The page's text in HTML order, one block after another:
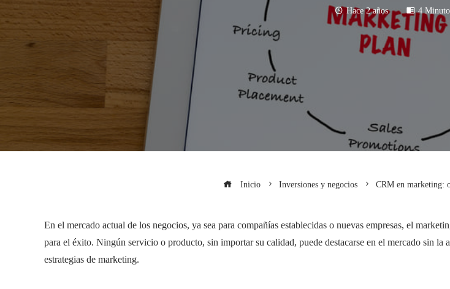
Hace 2 años 4
Inicio Inversiones y negocios CRM en marketing:
En el mercado actual de los negocios, ya sea para compañías establecidas o nuevas empresas, el
para el éxito. Ningún servicio o producto, sin importar su calidad, puede destacarse en el mercado sin la
estrategias de marketing.